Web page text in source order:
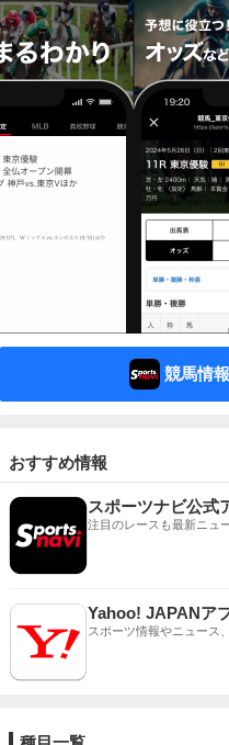
競馬情
おすすめ情報
スポーツナビ公式
注目のレースも最新ニュ
Yahoo! JAPANア
スポーツ情報やニュース